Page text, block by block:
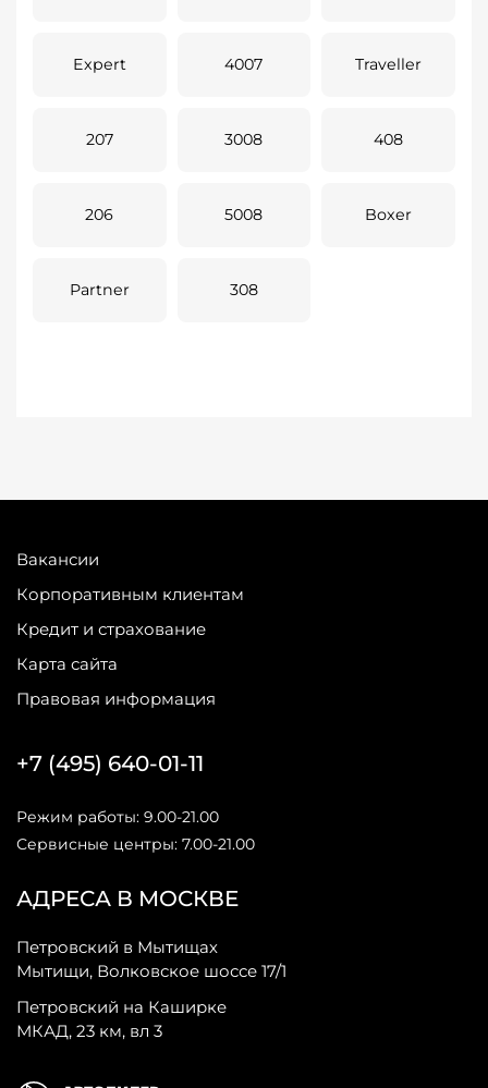
Expert 4007 Traveller
207 3008 408
206 5008 Boxer
Partner 308
Вакансии
Корпоративным клиентам
Кредит и страхование
Карта сайта
Правовая информация
АДРЕСА В МОСКВЕ
Петровский в Мытищах
Мытищи, Волковское шоссе 17/1
Петровский на Каширке
МКАД, 23 км, вл 3
+7 (495) 640-01-11
Режим работы: 9.00-21.00
Сервисные центры: 7.00-21.00